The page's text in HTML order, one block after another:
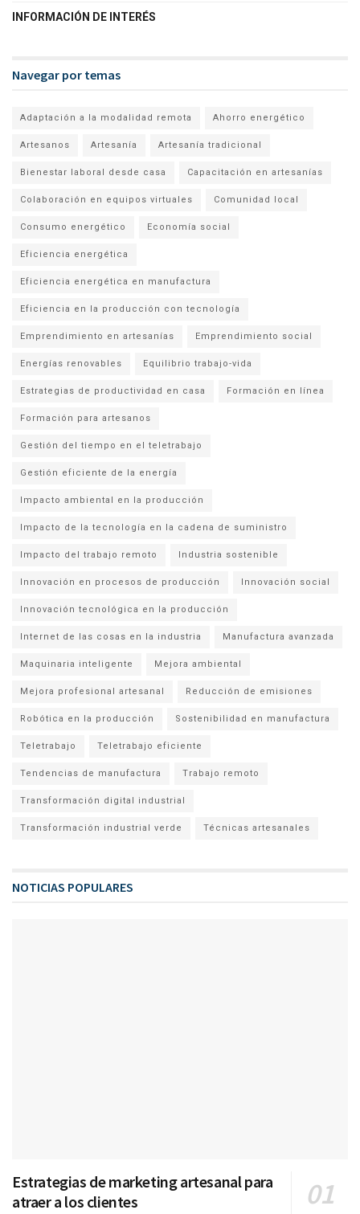
INFORMACIÓN DE INTERÉS
Navegar por temas
Adaptación a la modalidad remota Ahorro energético
Artesanos Artesanía Artesanía tradicional
Bienestar laboral desde casa Capacitación en artesanías
Colaboración en equipos virtuales Comunidad local
Consumo energético Economía social
Eficiencia energética
Eficiencia energética en manufactura
Eficiencia en la producción con tecnología
Emprendimiento en artesanías Emprendimiento social
Energías renovables Equilibrio trabajo-vida
Estrategias de productividad en casa Formación en línea
Formación para artesanos
Gestión del tiempo en el teletrabajo
Gestión eficiente de la energía
Impacto ambiental en la producción
Impacto de la tecnología en la cadena de suministro
Impacto del trabajo remoto Industria sostenible
Innovación en procesos de producción Innovación social
Innovación tecnológica en la producción
Internet de las cosas en la industria Manufactura avanzada
Maquinaria inteligente Mejora ambiental
Mejora profesional artesanal Reducción de emisiones
Robótica en la producción Sostenibilidad en manufactura
Teletrabajo Teletrabajo eficiente
Tendencias de manufactura Trabajo remoto
Transformación digital industrial
Transformación industrial verde Técnicas artesanales
NOTICIAS POPULARES
Estrategias de marketing artesanal para
atraer a los clientes